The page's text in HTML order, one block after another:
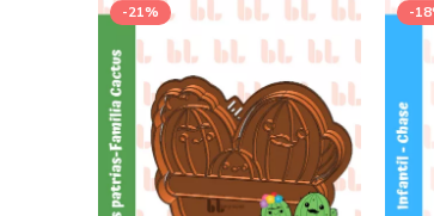
-21% -